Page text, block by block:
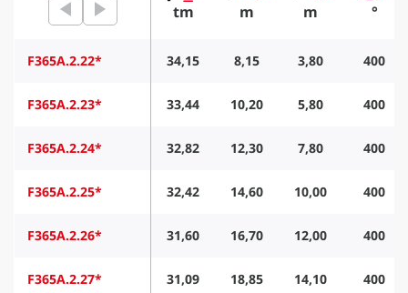
tm
m m °
F365A.2.22* 34,15 8,15 3,80 400
F365A.2.23* 33,44 10,20 5,80 400
F365A.2.24* 32,82 12,30 7,80 400
F365A.2.25* 32,42 14,60 10,00 400
F365A.2.26* 31,60 16,70 12,00 400
F365A.2.27* 31,09 18,85 14,10 400